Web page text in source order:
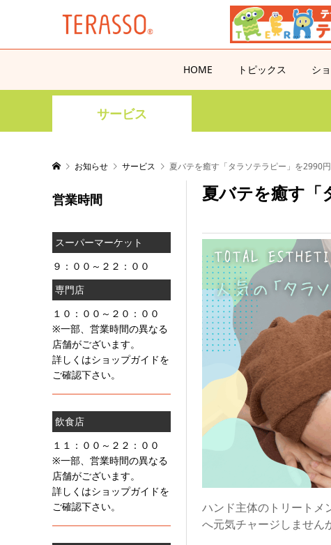
HOME トピックス シ
サービス
お知らせ サービス 夏バテを癒す「タラソテラピー」を2990
夏バテを癒す「
ハンド主体のトリートメ
へ元気チャージしません
営業時間
スーパーマーケット
９：００～２２：００
専門店
１０：００～２０：００
※一部、営業時間の異なる
店舗がございます。
詳しくはショップガイドを
ご確認下さい。
飲食店
１１：００～２２：００
※一部、営業時間の異なる
店舗がございます。
詳しくはショップガイドを
ご確認下さい。